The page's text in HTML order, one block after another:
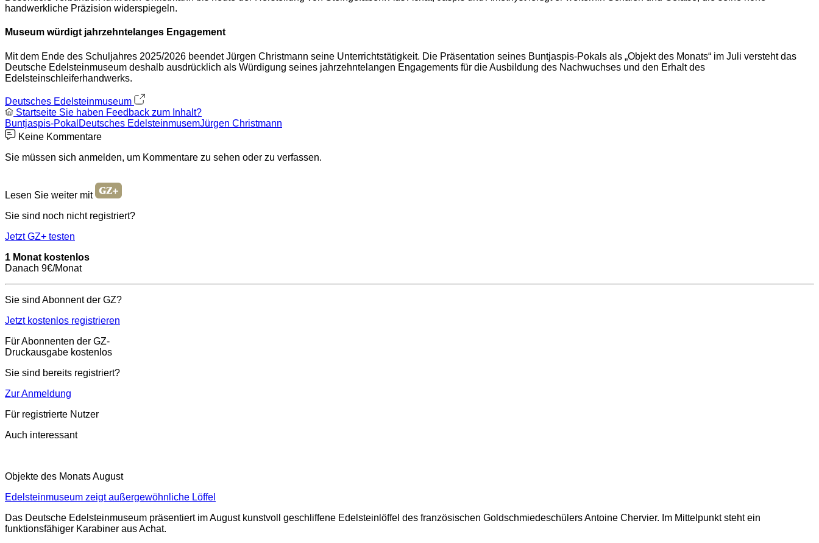
handwerkliche Präzision widerspiegeln.
Museum würdigt jahrzehntelanges Engagement
Mit dem Ende des Schuljahres 2025/2026 beendet Jürgen Christmann seine Unterrichtstätigkeit. Die Präsentation seines Buntjaspis-Pokals als „Objekt des Monats“ im Juli versteht das
Deutsche Edelsteinmuseum deshalb ausdrücklich als Würdigung seines jahrzehntelangen Engagements für die Ausbildung des Nachwuchses und den Erhalt des
Edelsteinschleiferhandwerks.
Deutsches Edelsteinmuseum
Startseite Sie haben Feedback zum Inhalt?
Buntjaspis-Pokal Deutsches EdelsteinmusemJürgen Christmann
Keine Kommentare
Sie müssen sich anmelden, um Kommentare zu sehen oder zu verfassen.
Lesen Sie weiter mit
Sie sind noch nicht registriert?
Jetzt GZ+ testen
1 Monat kostenlos
Danach 9€/Monat
Sie sind Abonnent der GZ?
Jetzt kostenlos registrieren
Für Abonnenten der GZ-
Druckausgabe kostenlos
Sie sind bereits registriert?
Zur Anmeldung
Für registrierte Nutzer
Auch interessant
Objekte des Monats August
Edelsteinmuseum zeigt außergewöhnliche Löffel
Das Deutsche Edelsteinmuseum präsentiert im August kunstvoll geschliffene Edelsteinlöffel des französischen Goldschmiedeschülers Antoine Chervier. Im Mittelpunkt steht ein
funktionsfähiger Karabiner aus Achat.